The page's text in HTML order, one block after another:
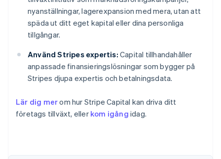
nyanställningar, lagerexpansion med mera, utan att
späda ut ditt eget kapital eller dina personliga
tillgångar.
Använd Stripes expertis: Capital tillhandahåller
anpassade finansieringslösningar som bygger på
Stripes djupa expertis och betalningsdata.
Lär dig merom hur Stripe Capital kan driva ditt
företags tillväxt, eller kom igång idag.
Australien
English
PortuguêsEnglish